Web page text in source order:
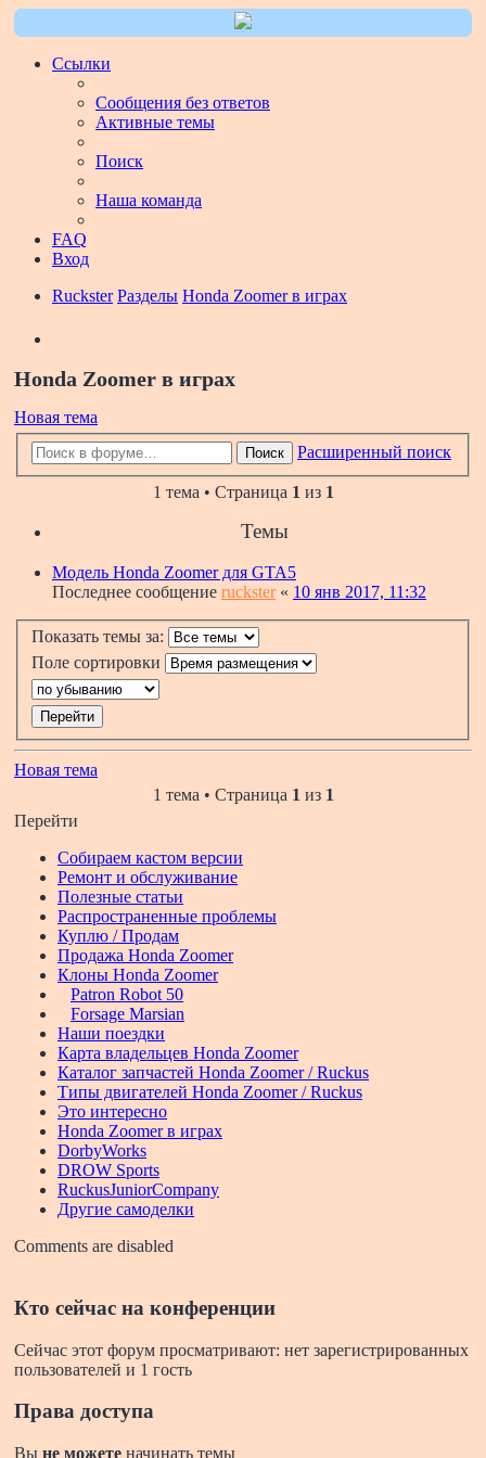
Ссылки
Сообщения без ответов
Активные темы
Поиск
Наша команда
FAQ
Вход
Ruckster Разделы Honda Zoomer в играх
Honda Zoomer в играх
Новая тема
Поиск Расширенный поиск
1 тема • Страница 1 из 1
Темы
Модель Honda Zoomer для GTA5
Последнее сообщение ruckster« 10 янв 2017, 11:32
Показать темы за:
Поле сортировки
Новая тема
1 тема • Страница 1 из 1
Перейти
Собираем кастом версии
Ремонт и обслуживание
Полезные статьи
Распространенные проблемы
Куплю / Продам
Продажа Honda Zoomer
Клоны Honda Zoomer
Patron Robot 50
Forsage Marsian
Наши поездки
Карта владельцев Honda Zoomer
Каталог запчастей Honda Zoomer / Ruckus
Типы двигателей Honda Zoomer / Ruckus
Это интересно
Honda Zoomer в играх
DorbyWorks
DROW Sports
RuckusJuniorCompany
Другие самоделки
Comments are disabled
Кто сейчас на конференции
Сейчас этот форум просматривают: нет зарегистрированных
пользователей и 1 гость
Права доступа
Вы не можете начинать темы